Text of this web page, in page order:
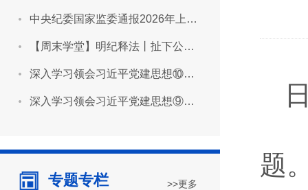
中央纪委国家监委通报2026年上半年全国纪检监察机关监督检查审查调查情况
【周末学堂】明纪释法丨扯下公款旅游的“隐身衣”
深入学习领会习近平党建思想⑩坚持推进作风建设常态化长效化
深入学习领会习近平党建思想⑨坚持建设堪当民族复兴重任的高素质干部队伍
专题专栏 >>更多
题